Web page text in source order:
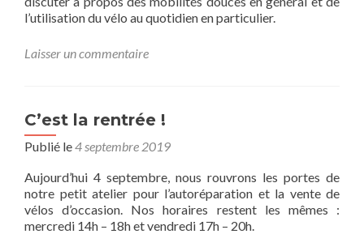
l’utilisation du vélo au quotidien en particulier.
Laisser un commentaire
C’est la rentrée !
Publié le4 septembre 2019
Aujourd’hui 4 septembre, nous rouvrons les portes de
notre petit atelier pour l’autoréparation et la vente de
vélos d’occasion. Nos horaires restent les mêmes :
mercredi 14h – 18h et vendredi 17h – 20h.